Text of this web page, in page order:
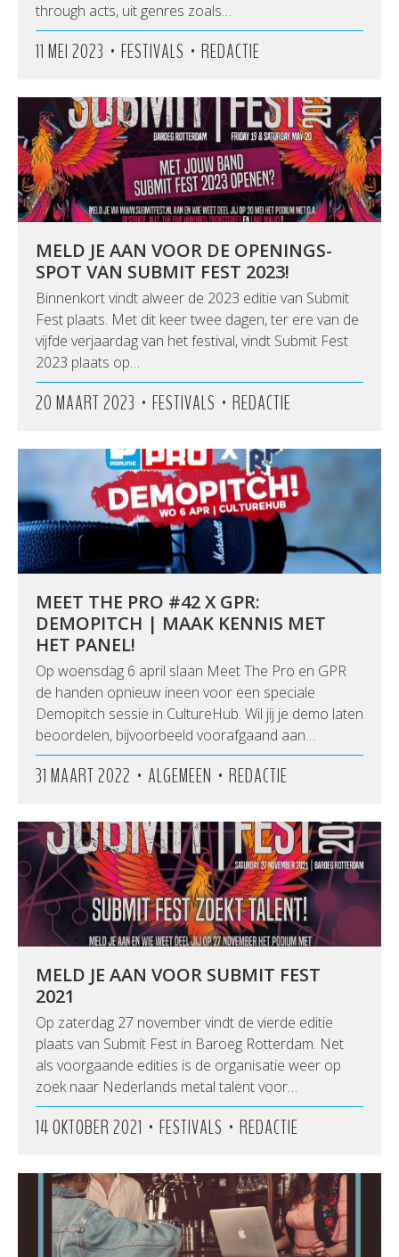
through acts, uit genres zoals…
11 MEI 2023 • FESTIVALS • REDACTIE
MELD JE AAN VOOR DE OPENINGS-
SPOT VAN SUBMIT FEST 2023!
Binnenkort vindt alweer de 2023 editie van Submit
Fest plaats. Met dit keer twee dagen, ter ere van de
vijfde verjaardag van het festival, vindt Submit Fest
2023 plaats op…
20 MAART 2023 • FESTIVALS • REDACTIE
MEET THE PRO #42 X GPR:
DEMOPITCH | MAAK KENNIS MET
HET PANEL!
Op woensdag 6 april slaan Meet The Pro en GPR
de handen opnieuw ineen voor een speciale
Demopitch sessie in CultureHub. Wil jij je demo laten
beoordelen, bijvoorbeeld voorafgaand aan…
31 MAART 2022 • ALGEMEEN • REDACTIE
MELD JE AAN VOOR SUBMIT FEST
2021
Op zaterdag 27 november vindt de vierde editie
plaats van Submit Fest in Baroeg Rotterdam. Net
als voorgaande edities is de organisatie weer op
zoek naar Nederlands metal talent voor…
14 OKTOBER 2021 • FESTIVALS • REDACTIE